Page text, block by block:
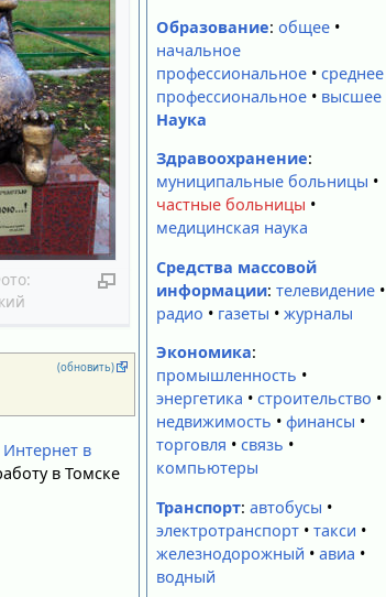
(обновить)
в
в Томске
Образование:общее •
начальное
профессиональное •среднее
профессиональное • высшее
Наука
Здравоохранение:
муниципальные больницы •
частные больницы •
медицинская наука
Средства массовой
информации:телевидение •
радио • газеты •журналы
Экономика:
промышленность •
энергетика •строительство •
недвижимость •финансы •
торговля •связь •
компьютеры
Транспорт:автобусы •
электротранспорт •такси •
железнодорожный •авиа •
водный